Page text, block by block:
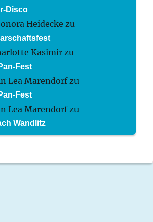
Disco
Heidecke zu
Kasimir zu
Fest
Lea Marendorfzu
Fest
Lea Marendorfzu
Wandlitz